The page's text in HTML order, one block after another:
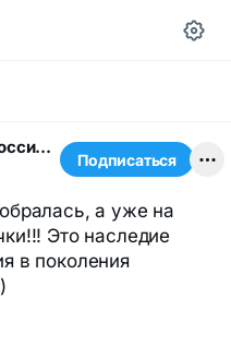
ПенсОбыкновенный Российский
Подписаться
а уже на
Это наследие
в поколения